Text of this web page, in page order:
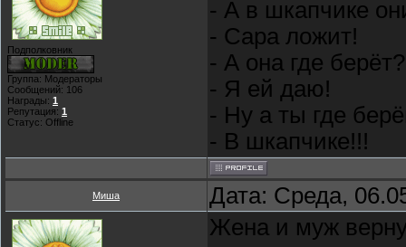
Подполковник
Группа: Модераторы
Сообщений: 106
Награды: 1
Репутация: 1
Статус: Offline
- А в шкапчике
- Сара ложит!
- А она где берёт?
- Я ей даю!
- Ну а ты где
- В шкапчике!!!
Миша Дата: Среда,
Жена и муж